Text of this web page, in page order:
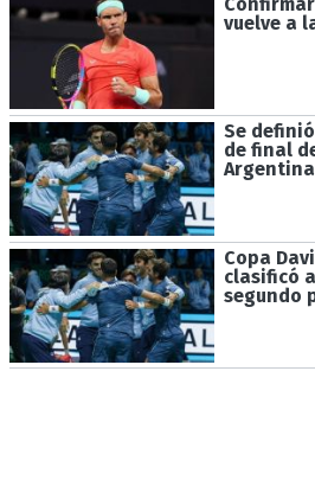
vuelve a
Se
de final
Copa
clasificó
segundo